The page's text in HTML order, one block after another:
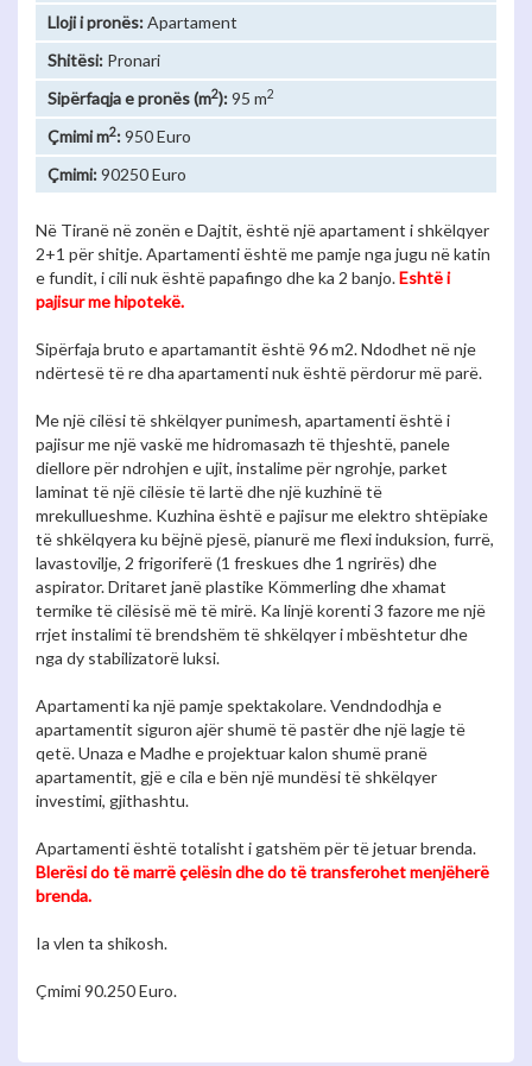
Lloji i pronës:Apartament
Shitësi: Pronari
Sipërfaqja e pronës (m2):95 m2
Çmimi m2:950 Euro
Çmimi:90250 Euro
Në Tiranë në zonën e Dajtit, është një apartament i shkëlqyer
2+1 për shitje. Apartamenti është me pamje nga jugu në katin
e fundit, i cili nuk është papafingo dhe ka 2 banjo.Eshtë i
pajisur me hipotekë.
Sipërfaja bruto e apartamantit është 96 m2. Ndodhet në nje
ndërtesë të re dha apartamenti nuk është përdorur më parë.
Me një cilësi të shkëlqyer punimesh, apartamenti është i
pajisur me një vaskë me hidromasazh të thjeshtë, panele
diellore për ndrohjen e ujit, instalime për ngrohje, parket
laminat të një cilësie të lartë dhe një kuzhinë të
mrekullueshme. Kuzhina është e pajisur me elektro shtëpiake
të shkëlqyera ku bëjnë pjesë, pianurë me flexi induksion, furrë,
lavastovilje, 2 frigoriferë (1 freskues dhe 1 ngrirës) dhe
aspirator. Dritaret janë plastike Kömmerling dhe xhamat
termike të cilësisë më të mirë. Ka linjë korenti 3 fazore me një
rrjet instalimi të brendshëm të shkëlqyer i mbështetur dhe
nga dy stabilizatorë luksi.
Apartamenti ka një pamje spektakolare. Vendndodhja e
apartamentit siguron ajër shumë të pastër dhe një lagje të
qetë. Unaza e Madhe e projektuar kalon shumë pranë
apartamentit, gjë e cila e bën një mundësi të shkëlqyer
investimi, gjithashtu.
Apartamenti është totalisht i gatshëm për të jetuar brenda.
Blerësi do të marrë çelësin dhe do të transferohet menjëherë
brenda.
Ia vlen ta shikosh.
Çmimi 90.250 Euro.